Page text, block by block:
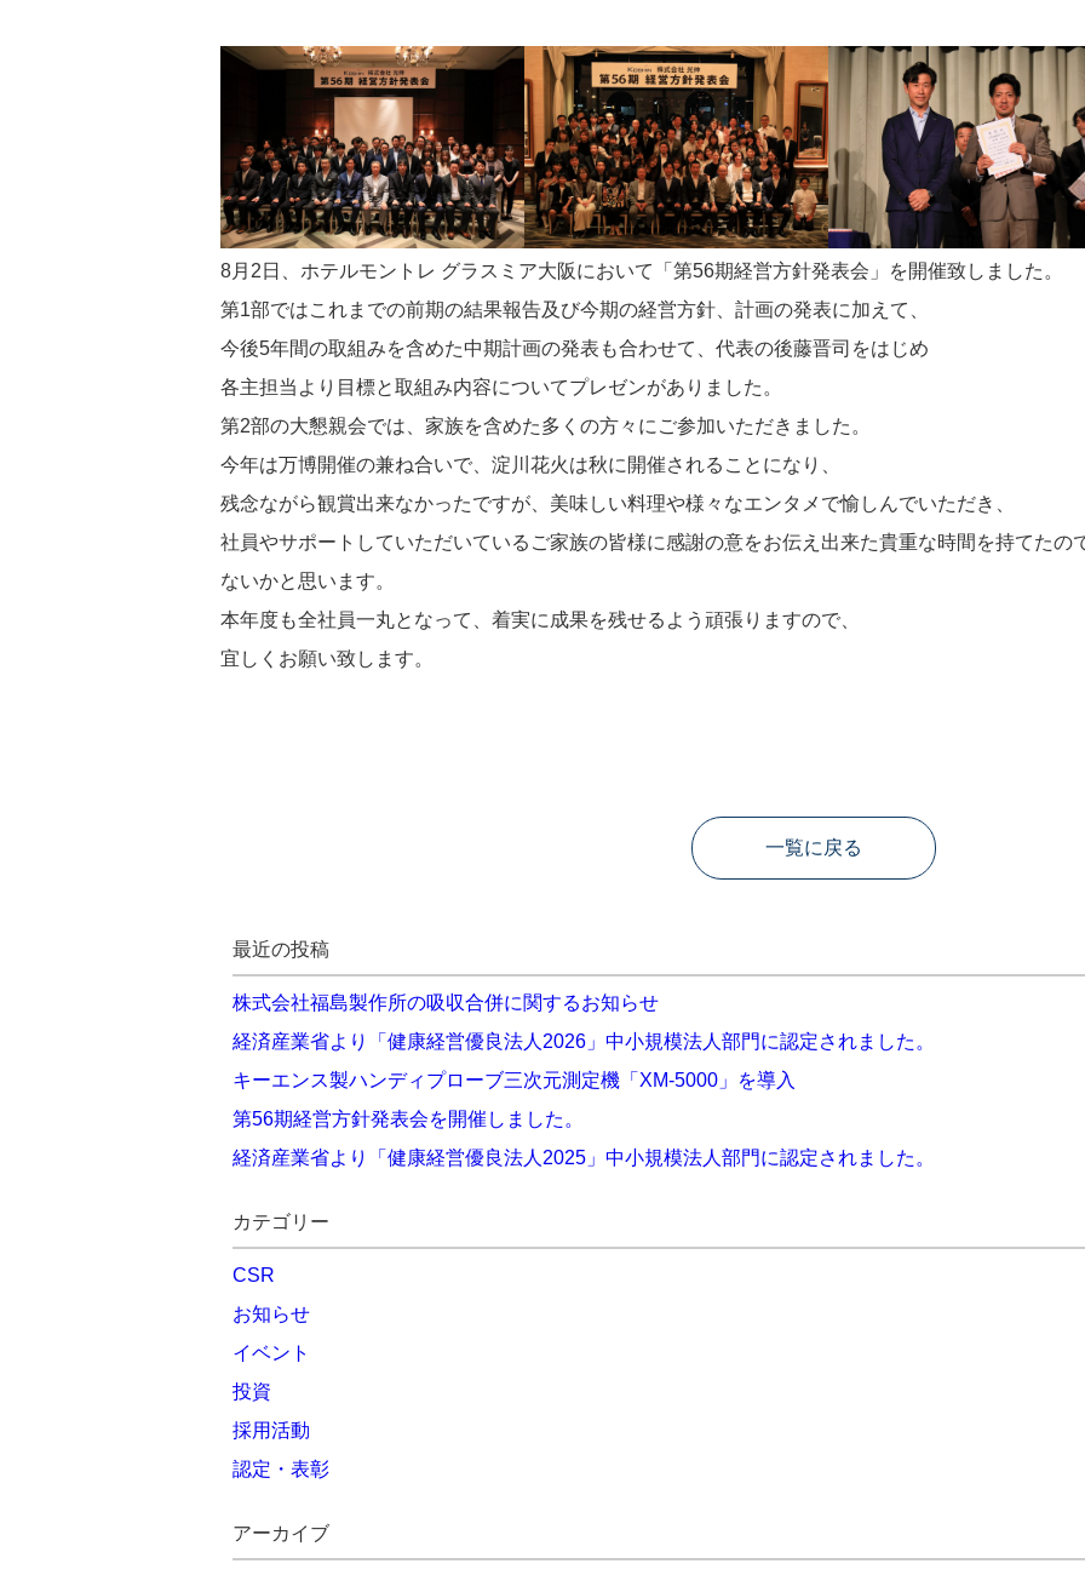
8月2日、ホテルモントレ グラスミア大阪において「第56期経営方針発表会」を開催致しました。
第1部ではこれまでの前期の結果報告及び今期の経営方針、計画の発表に加えて、
今後5年間の取組みを含めた中期計画の発表も合わせて、代表の後藤晋司をはじめ
各主担当より目標と取組み内容についてプレゼンがありました。
第2部の大懇親会では、家族を含めた多くの方々にご参加いただきました。
今年は万博開催の兼ね合いで、淀川花火は秋に開催されることになり、
残念ながら観賞出来なかったですが、美味しい料理や様々なエンタメで愉しんでいただき、
社員やサポートしていただいているご家族の皆様に感謝の意をお伝え出来た貴重な時間を持てたの
ないかと思います。
本年度も全社員一丸となって、着実に成果を残せるよう頑張りますので、
宜しくお願い致します。
一覧に戻る
最近の投稿
株式会社福島製作所の吸収合併に関するお知らせ
経済産業省より「健康経営優良法人2026」中小規模法人部門に認定されました。
キーエンス製ハンディプローブ三次元測定機「XM-5000」を導入
第56期経営方針発表会を開催しました。
経済産業省より「健康経営優良法人2025」中小規模法人部門に認定されました。
カテゴリー
CSR
お知らせ
イベント
投資
採用活動
認定・表彰
アーカイブ